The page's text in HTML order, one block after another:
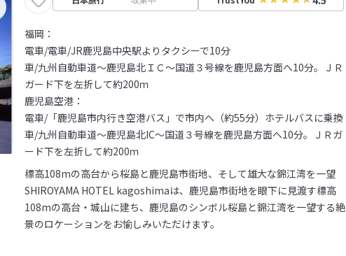
福岡：
電車/電車/JR鹿児島中央駅よりタクシーで10分
車/九州自動車道～鹿児島北ＩＣ～国道３号線を鹿児島方面へ10分。ＪＲ
ガード下を左折して約200ｍ
鹿児島空港：
電車/「鹿児島市内行き空港バス」で市内へ（約55分）ホテルバスに乗換
車/九州自動車道～鹿児島北IC～国道３号線を鹿児島方面へ10分。ＪＲガ
ード下を左折して約200ｍ
標高108mの高台から桜島と鹿児島市街地、そして雄大な錦江湾を一望
SHIROYAMA HOTEL kagoshimaは、鹿児島市街地を眼下に見渡す標高
108mの高台・城山に建ち、鹿児島のシンボル桜島と錦江湾を一望する絶
景のロケーションをお愉しみいただけます。